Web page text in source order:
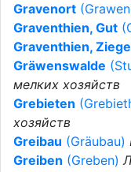
Gravenort
Graventhien, Gut
Graventhien,
Gräwenswalde
мелких хозяйств
Grebieten
хозяйств
Greibau (Gräubau)
Greiben (Greben)